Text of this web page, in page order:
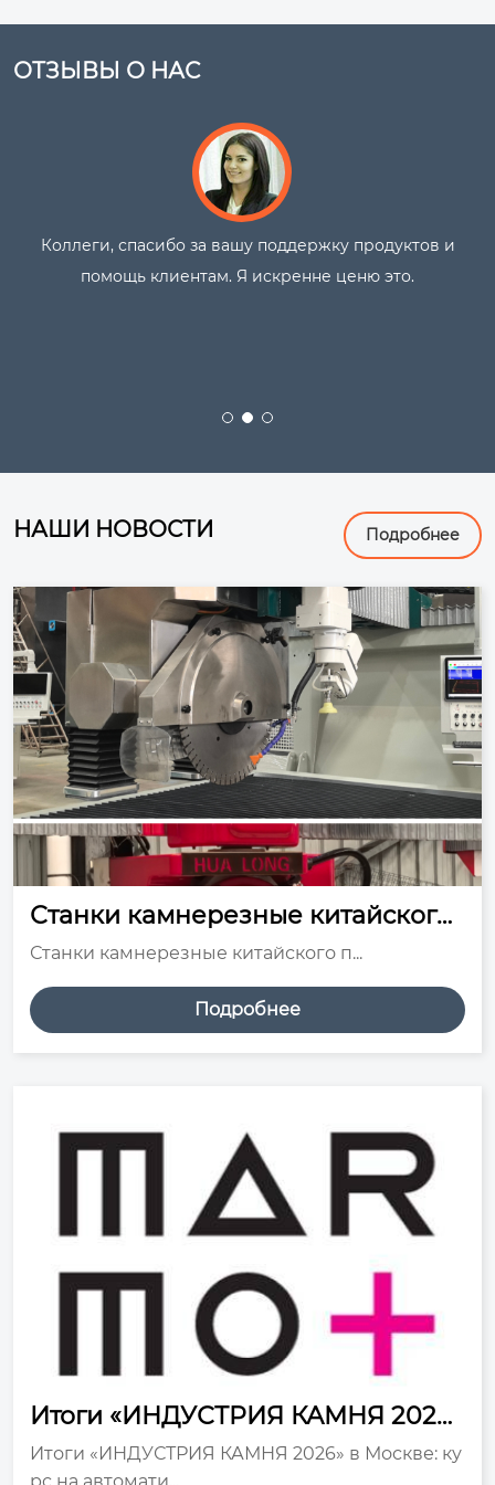
ОТЗЫВЫ О НАС
Но я хочу сказать, что вы действительно
потрясающие. Все, кто видел мостовой пильный
НАШИ НОВОСТИ Подробнее
Станки камнерезные китайского
производства
Станки камнерезные китайского п...
Подробнее
Итоги «ИНДУСТРИЯ КАМНЯ 2026»
в Москве: курс на ...
Итоги «ИНДУСТРИЯ КАМНЯ 2026» в Москве: ку
рс на автомати...